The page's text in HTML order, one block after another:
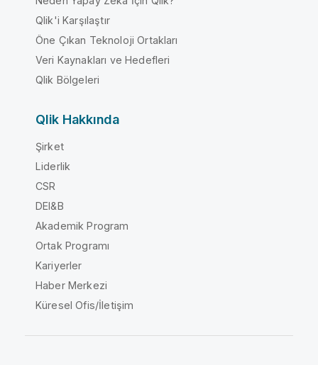
Qlik'i Karşılaştır
Öne Çıkan Teknoloji Ortakları
Veri Kaynakları ve Hedefleri
Qlik Bölgeleri
Qlik Hakkında
Şirket
Liderlik
CSR
DEI&B
Akademik Program
Ortak Programı
Kariyerler
Haber Merkezi
Küresel Ofis/İletişim